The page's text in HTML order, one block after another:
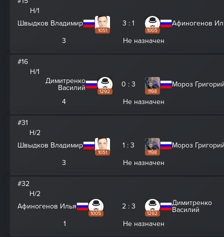
H/1
Швыдков Владимир
1051
3 : 1
1005
Афиногенов
3 Не назначен
#16
H/1
Димитренко
Василий
1292
0 : 3
1198
Мороз
4 Не назначен
#31
H/2
Швыдков Владимир
1051
1 : 3
1198
Мороз
3 Не назначен
#32
H/2
Афиногенов Илья
1005
2 : 3
1292
Димитренко
Василий
1
Не назначен